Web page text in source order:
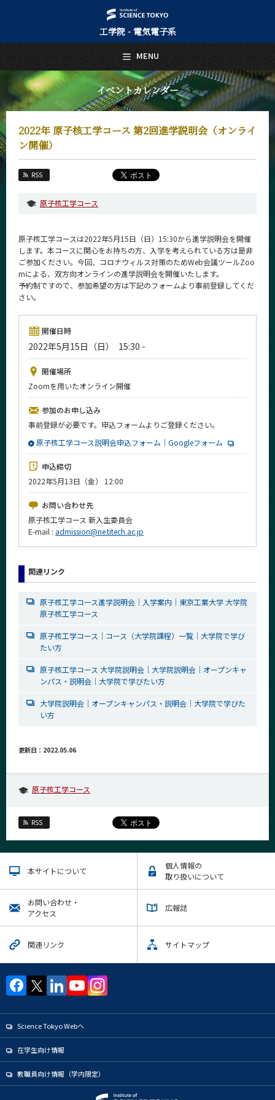
工学院 - 電気電子系
イベントカレンダー
2022年 原子核工学コース 第2回進学説明会（オンライ
ン開催）
RSS
原子核工学コース
原子核工学コースは2022年5月15日（日）15:30から進学説明会を開催
します。本コースに関心をお持ちの方、入学を考えられている方は是非
ご参加ください。今回、コロナウィルス対策のためWeb会議ツールZoo
mによる、双方向オンラインの進学説明会を開催いたします。
予約制ですので、参加希望の方は下記のフォームより事前登録してくだ
さい。
開催日時
2022年5月15日（日） 15:30 -
開催場所
Zoomを用いたオンライン開催
参加のお申し込み
事前登録が必要です。申込フォームよりご登録ください。
原子核工学コース説明会申込フォーム｜Googleフォーム
申込締切
2022年5月13日（金） 12:00
お問い合わせ先
原子核工学コース 新入生委員会
E-mail : admission@ne.titech.ac.jp
関連リンク
原子核工学コース進学説明会｜入学案内｜東京工業大学 大学院
原子核工学コース
原子核工学コース｜コース（大学院課程）一覧｜大学院で学び
たい方
原子核工学コース 大学院説明会｜大学院説明会｜オープンキャ
ンパス・説明会｜大学院で学びたい方
大学院説明会｜オープンキャンパス・説明会｜大学院で学びた
い方
更新日：2022.05.06
原子核工学コース
RSS
本サイトについて
個人情報の
取り扱いについて
お問い合わせ・
アクセス
広報誌
関連リンク サイトマップ
Science Tokyo Webヘ
在学生向け情報
教職員向け情報（学内限定）
MENU
日本語 English
トップページ
Top Page
電気電子系について
About Us
教育
Education
教員・研究室
Faculty and Laboratories
未来
入学案内
Admissions
電気電子系 News
News
Event Calendar
今後の課程別イベント
年別アーカイブ
サイト構成
CLOSE